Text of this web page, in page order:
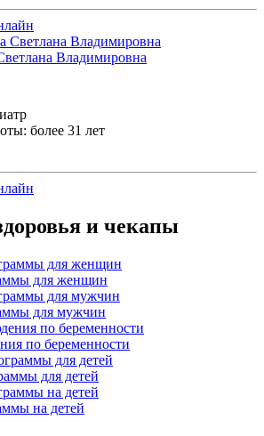
Владимировна
более 31 лет
и чекапы
для женщин
для мужчин
по беременности
для детей
на детей